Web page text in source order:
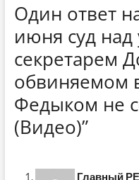
Один ответ
июня суд
секретарем
обвиняемом
Федыком не
(Видео)”
Главный